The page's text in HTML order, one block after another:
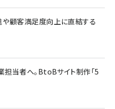
や顧客満足度向上に直結する
当者へ。BtoBサイト制作「5